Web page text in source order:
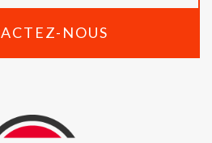
NOUS